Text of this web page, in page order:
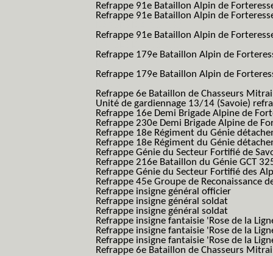
Refrappe 91e Bataillon Alpin de
Refrappe 91e Bataillon Alpin de
Refrappe 91e Bataillon Alpin de
Refrappe 179e Bataillon Alpin de
Refrappe 179e Bataillon Alpin de
Refrappe 6e Bataillon de Chasseurs
Unité de gardiennage 13/14 (Savoie)
Refrappe 16e Demi Brigade Alpine de
Refrappe 230e Demi Brigade Alpine de
Refrappe 18e Régiment du Génie
Refrappe 18e Régiment du Génie
Refrappe Génie du Secteur Fortifié de
Refrappe 216e Bataillon du Génie GCT
Refrappe Génie du Secteur Fortifié des
Refrappe 45e Groupe de Reconaissance
Refrappe insigne général officier
Refrappe insigne général soldat
Refrappe insigne général soldat
Refrappe insigne fantaisie 'Rose de la
Refrappe insigne fantaisie 'Rose de la
Refrappe insigne fantaisie 'Rose de la
Refrappe 6e Bataillon de Chasseurs